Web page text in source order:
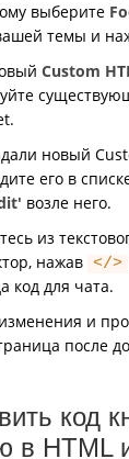
выберите
темы и
Custom
новый
его в
возле него.
из
нажав </>
код для чата.
и
после
код
в HTML